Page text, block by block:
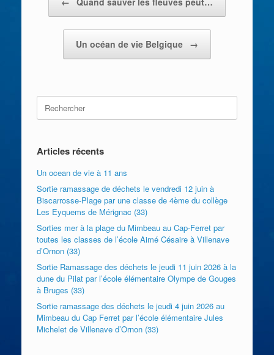
Un océan de vie Belgique →
Search
for:
Articles récents
Un ocean de vie à 11 ans
Sortie ramassage de déchets le vendredi 12 juin à
Biscarrosse-Plage par une classe de 4ème du collège
Les Eyquems de Mérignac (33)
Sorties mer à la plage du Mimbeau au Cap-Ferret par
toutes les classes de l’école Aimé Césaire à Villenave
d’Ornon (33)
Sortie Ramassage des déchets le jeudi 11 juin 2026 à la
dune du Pilat par l’école élémentaire Olympe de Gouges
à Bruges (33)
Sortie ramassage des déchets le jeudi 4 juin 2026 au
Mimbeau du Cap Ferret par l’école élémentaire Jules
Michelet de Villenave d’Ornon (33)